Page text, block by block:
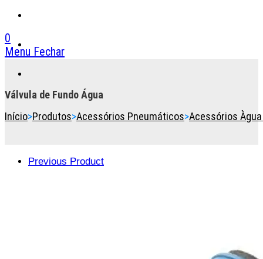
0
Menu Fechar
button
expand
Válvula de Fundo Água
Início>Produtos>Acessórios Pneumáticos>Acessórios
Previous Product